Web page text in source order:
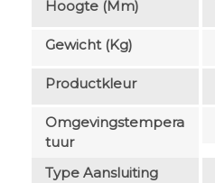
Hoogte (mm)
Gewicht (kg)
Productkleur
Omgevingstempera
Tuur
Type Aansluiting